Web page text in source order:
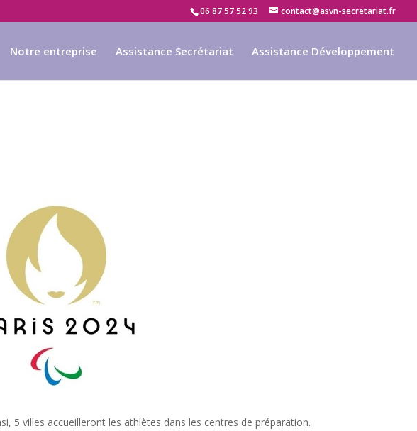
06 87 57 52 93 contact@asvn-secretariat.fr
Notre entreprise Assistance Secrétariat Assistance Développement
5 villes accueilleront les athlètes dans les centres de préparation.